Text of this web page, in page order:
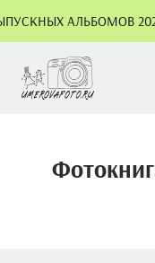
АЛЬБОМОВ 2027